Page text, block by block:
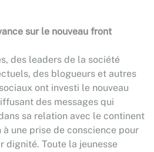
sur le nouveau front
des leaders de la société
des blogueurs et autres
ont investi le nouveau
des messages qui
sa relation avec le continent
une prise de conscience pour
dignité. Toute la jeunesse